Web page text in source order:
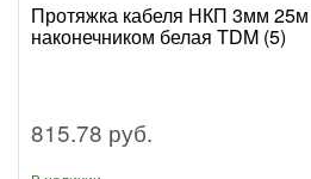
Протяжка кабеля НКП 3мм
наконечником белая TDM (5)
815.78 руб.